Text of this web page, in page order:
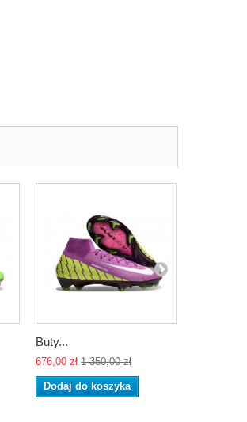
Buty...
676,00 zł 1 350,00 zł
Dodaj do koszyka